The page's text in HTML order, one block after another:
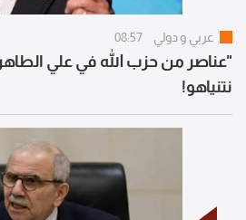
عربي و دولي 08:57
"عناصر من حزب الله في علي
نتنياهو!